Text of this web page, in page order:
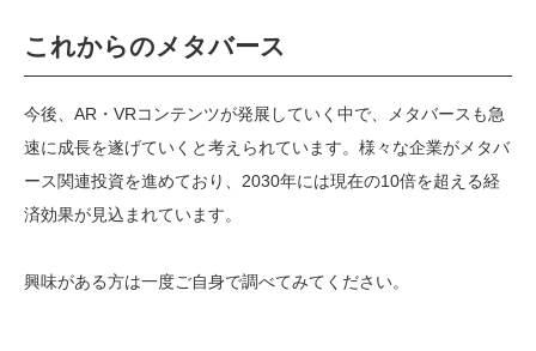
これからのメタバース
今後、AR・VRコンテンツが発展していく中で、メタバースも急
速に成長を遂げていくと考えられています。様々な企業がメタバ
ース関連投資を進めており、2030年には現在の10倍を超える経
済効果が見込まれています。
興味がある方は一度ご自身で調べてみてください。